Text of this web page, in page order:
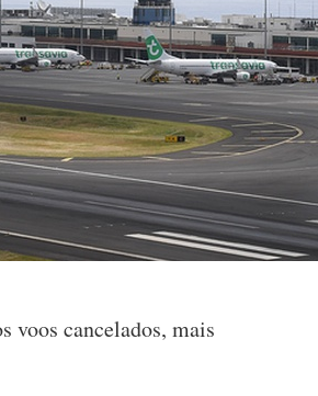
voos cancelados, mais